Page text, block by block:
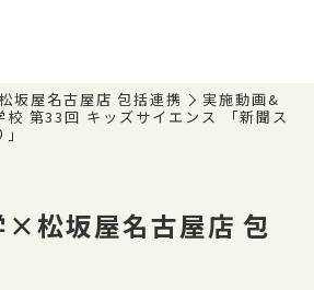
坂屋名古屋店 包括連携
実施動画&
第33回 キッズサイエンス 「新聞ス
×松坂屋名古屋店 包